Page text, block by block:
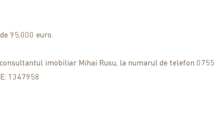
95.000 euro.
imobiliar Mihai Rusu, la numarul de telefon 0755
1347958